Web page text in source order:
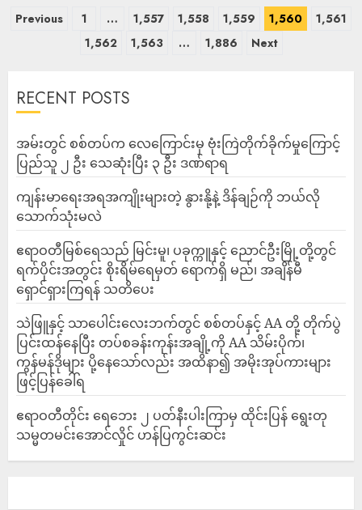
Previous 1 … 1,557 1,558 1,559 1,560
1,561
1,562
1,563 … 1,886 Next
RECENT POSTS
‎အမ်းတွင် စစ်တပ်က လေကြောင်းမှ ဗုံးကြဲတိုက်ခိုက်မှုကြောင့်
ပြည်သူ ၂ ဦး သေဆုံးပြီး ၃ ဦး ဒဏ်ရာရ
ကျန်းမာရေးအရအကျိုးများတဲ့ နွားနို့နဲ့ ဒိန်ချဉ်ကို ဘယ်လို
သောက်သုံးမလဲ
ဧရာဝတီမြစ်ရေသည် မြင်းမူ၊ ပခုက္ကူနှင့် ညောင်ဦးမြို့တို့တွင်
ရက်ပိုင်းအတွင်း စိုးရိမ်ရေမှတ် ရောက်ရှိ မည်၊ အချိန်မီ
ရှောင်ရှားကြရန် သတိပေး
သဲဖြူနှင့် သာပေါင်းလေးဘက်တွင် စစ်တပ်နှင့် AA တို့ တိုက်ပွဲ
ပြင်းထန်‌နေပြီး တပ်စခန်းကုန်းအချို့ကို AA သိမ်းပိုက်၊
ကွန်မန်ဒိုများ ပို့နေသော်လည်း အထိနာ၍ အမိုးအုပ်ကားများ
ဖြင့်ပြန်ခေါ်ရ
ဧရာဝတီတိုင်း ရေဘေး ၂ ပတ်နီးပါးကြာမှ ထိုင်းပြန် ရွေးတု
သမ္မတမင်းအောင်လှိုင် ဟန်ပြကွင်းဆင်း